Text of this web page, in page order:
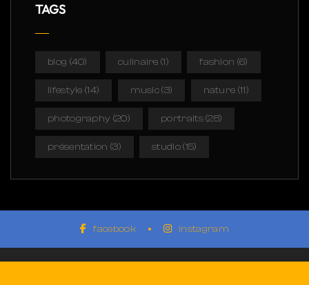
TAGS
blog (40) culinaire (1) fashion (6)
lifestyle (14) music(3) nature (11)
photography (20) portraits(28)
présentation (3) studio(15)
facebook instagram